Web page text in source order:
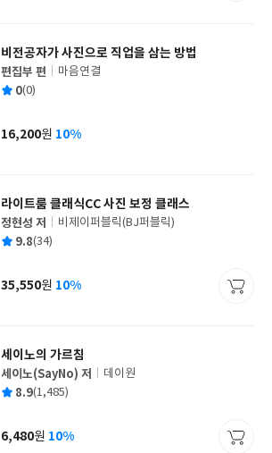
비전공자가 사진으로 직업을 삼는 방법
글
쓴
편집부 편
출
사
마음연결
평 0(0)
가
16,200원 10%
라이트룸 클래식CC 사진 보정 클래스
글
쓴
정현성 저
출
사
비제이퍼블릭(BJ퍼블릭)
평 9.8(34)
가
35,550원 10%
세이노의 가르침
글
쓴
세이노(SayNo) 저
출
사
데이원
평 8.9(1,485)
가
6,480원 10%